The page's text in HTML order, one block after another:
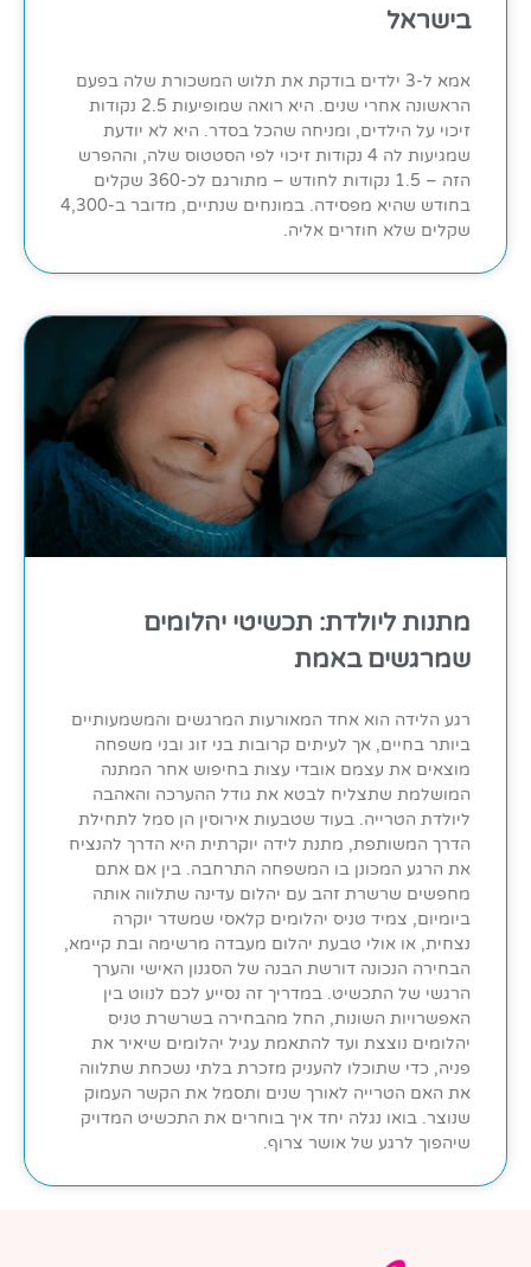
בישראל
אמא ל-3 ילדים בודקת את תלוש המשכורת שלה בפעם
הראשונה אחרי שנים. היא רואה שמופיעות 2.5 נקודות
זיכוי על הילדים, ומניחה שהכל בסדר. היא לא יודעת
שמגיעות לה 4 נקודות זיכוי לפי הסטטוס שלה, וההפרש
הזה – 1.5 נקודות לחודש – מתורגם לכ-360 שקלים
בחודש שהיא מפסידה. במונחים שנתיים, מדובר ב-4,300
שקלים שלא חוזרים אליה.
מתנות ליולדת: תכשיטי יהלומים
שמרגשים באמת
רגע הלידה הוא אחד המאורעות המרגשים והמשמעותיים
ביותר בחיים, אך לעיתים קרובות בני זוג ובני משפחה
מוצאים את עצמם אובדי עצות בחיפוש אחר המתנה
המושלמת שתצליח לבטא את גודל ההערכה והאהבה
ליולדת הטרייה. בעוד שטבעות אירוסין הן סמל לתחילת
הדרך המשותפת, מתנת לידה יוקרתית היא הדרך להנציח
את הרגע המכונן בו המשפחה התרחבה. בין אם אתם
מחפשים שרשרת זהב עם יהלום עדינה שתלווה אותה
ביומיום, צמיד טניס יהלומים קלאסי שמשדר יוקרה
נצחית, או אולי טבעת יהלום מעבדה מרשימה ובת קיימא,
הבחירה הנכונה דורשת הבנה של הסגנון האישי והערך
הרגשי של התכשיט. במדריך זה נסייע לכם לנווט בין
האפשרויות השונות, החל מהבחירה בשרשרת טניס
יהלומים נוצצת ועד להתאמת עגיל יהלומים שיאיר את
פניה, כדי שתוכלו להעניק מזכרת בלתי נשכחת שתלווה
את האם הטרייה לאורך שנים ותסמל את הקשר העמוק
שנוצר. בואו נגלה יחד איך בוחרים את התכשיט המדויק
שיהפוך לרגע של אושר צרוף.